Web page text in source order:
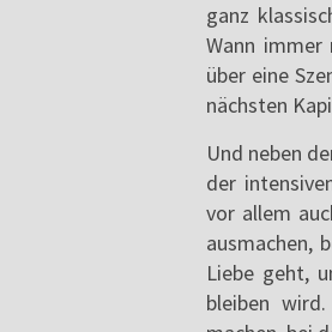
ganz
Wann
über eine
nächsten
Und neben
der
vor allem
ausmachen,
Liebe geht,
bleiben